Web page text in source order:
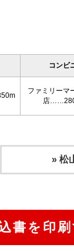
コンビ
ファミリーマ
店
» 松
書を印刷